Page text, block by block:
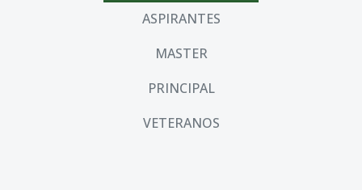
ASPIRANTES
MASTER
PRINCIPAL
VETERANOS